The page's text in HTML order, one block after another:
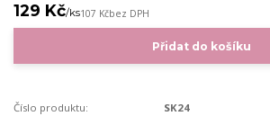
129 Kč/ks107 Kčbez DPH
Přidat do košíku
Číslo produktu:
SK24